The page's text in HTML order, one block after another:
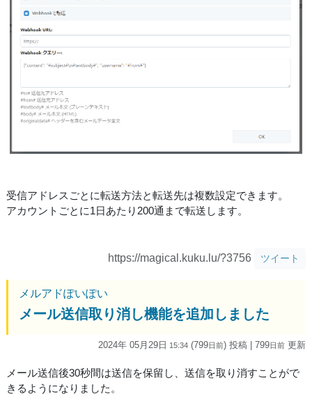
受信アドレスごとに転送方法と転送先は複数設定できます。
アカウントごとに1日あたり200通まで転送します。
https://magical.kuku.lu/?3756 ツイート
メルアドぽいぽい
メール送信取り消し機能を追加しました
2024年 05月29日 15:34 (799日前) 投稿 | 799日前 更新
メール送信後30秒間は送信を保留し、送信を取り消すことがで
きるようになりました。